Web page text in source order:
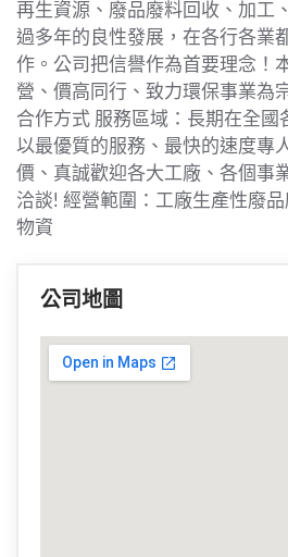
再生資源、廢品廢料回收、加工
過多年的良性發展，在各行各業
作。公司把信譽作為首要理念！
營、價高同行、致力環保事業為
合作方式 服務區域：長期在全國
以最優質的服務、最快的速度專
價、真誠歡迎各大工廠、各個事
洽談! 經營範圍：工廠生產性廢
物資
公司地圖